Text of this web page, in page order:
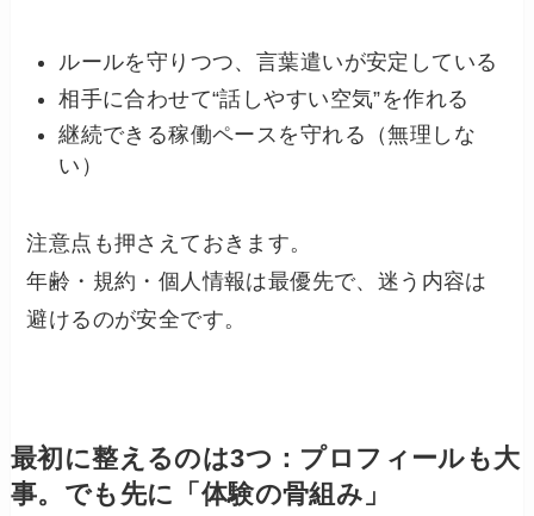
ルールを守りつつ、言葉遣いが安定している
相手に合わせて“話しやすい空気”を作れる
継続できる稼働ペースを守れる（無理しな
い）
注意点も押さえておきます。
年齢・規約・個人情報は最優先で、迷う内容は
避けるのが安全です。
最初に整えるのは3つ：プロフィールも大
事。でも先に「体験の骨組み」